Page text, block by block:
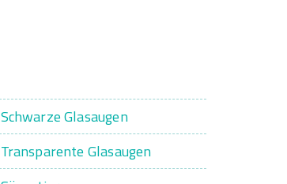
Schwarze Glasaugen
Transparente Glasaugen